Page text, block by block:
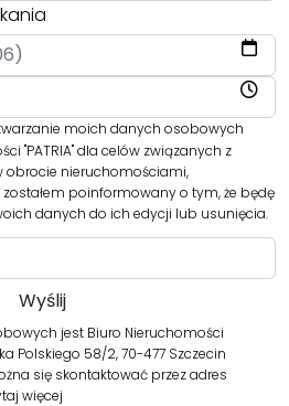
moich danych osobowych
"PATRIA" dla celów związanych z
obrocie nieruchomościami,
poinformowany o tym, że będę
danych do ich edycji lub usunięcia.
jest Biuro Nieruchomości
Polskiego 58/2, 70-477 Szczecin
się skontaktować przez adres
więcej